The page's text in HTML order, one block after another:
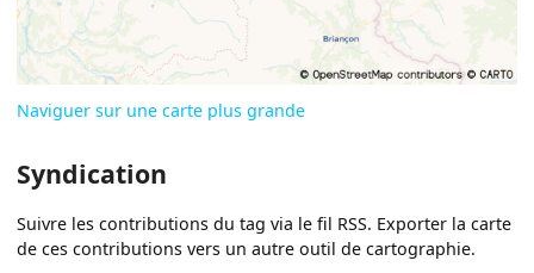
Naviguer sur une carte plus grande
Syndication
Suivre les contributions du tag via le fil RSS. Exporter la carte
de ces contributions vers un autre outil de cartographie.